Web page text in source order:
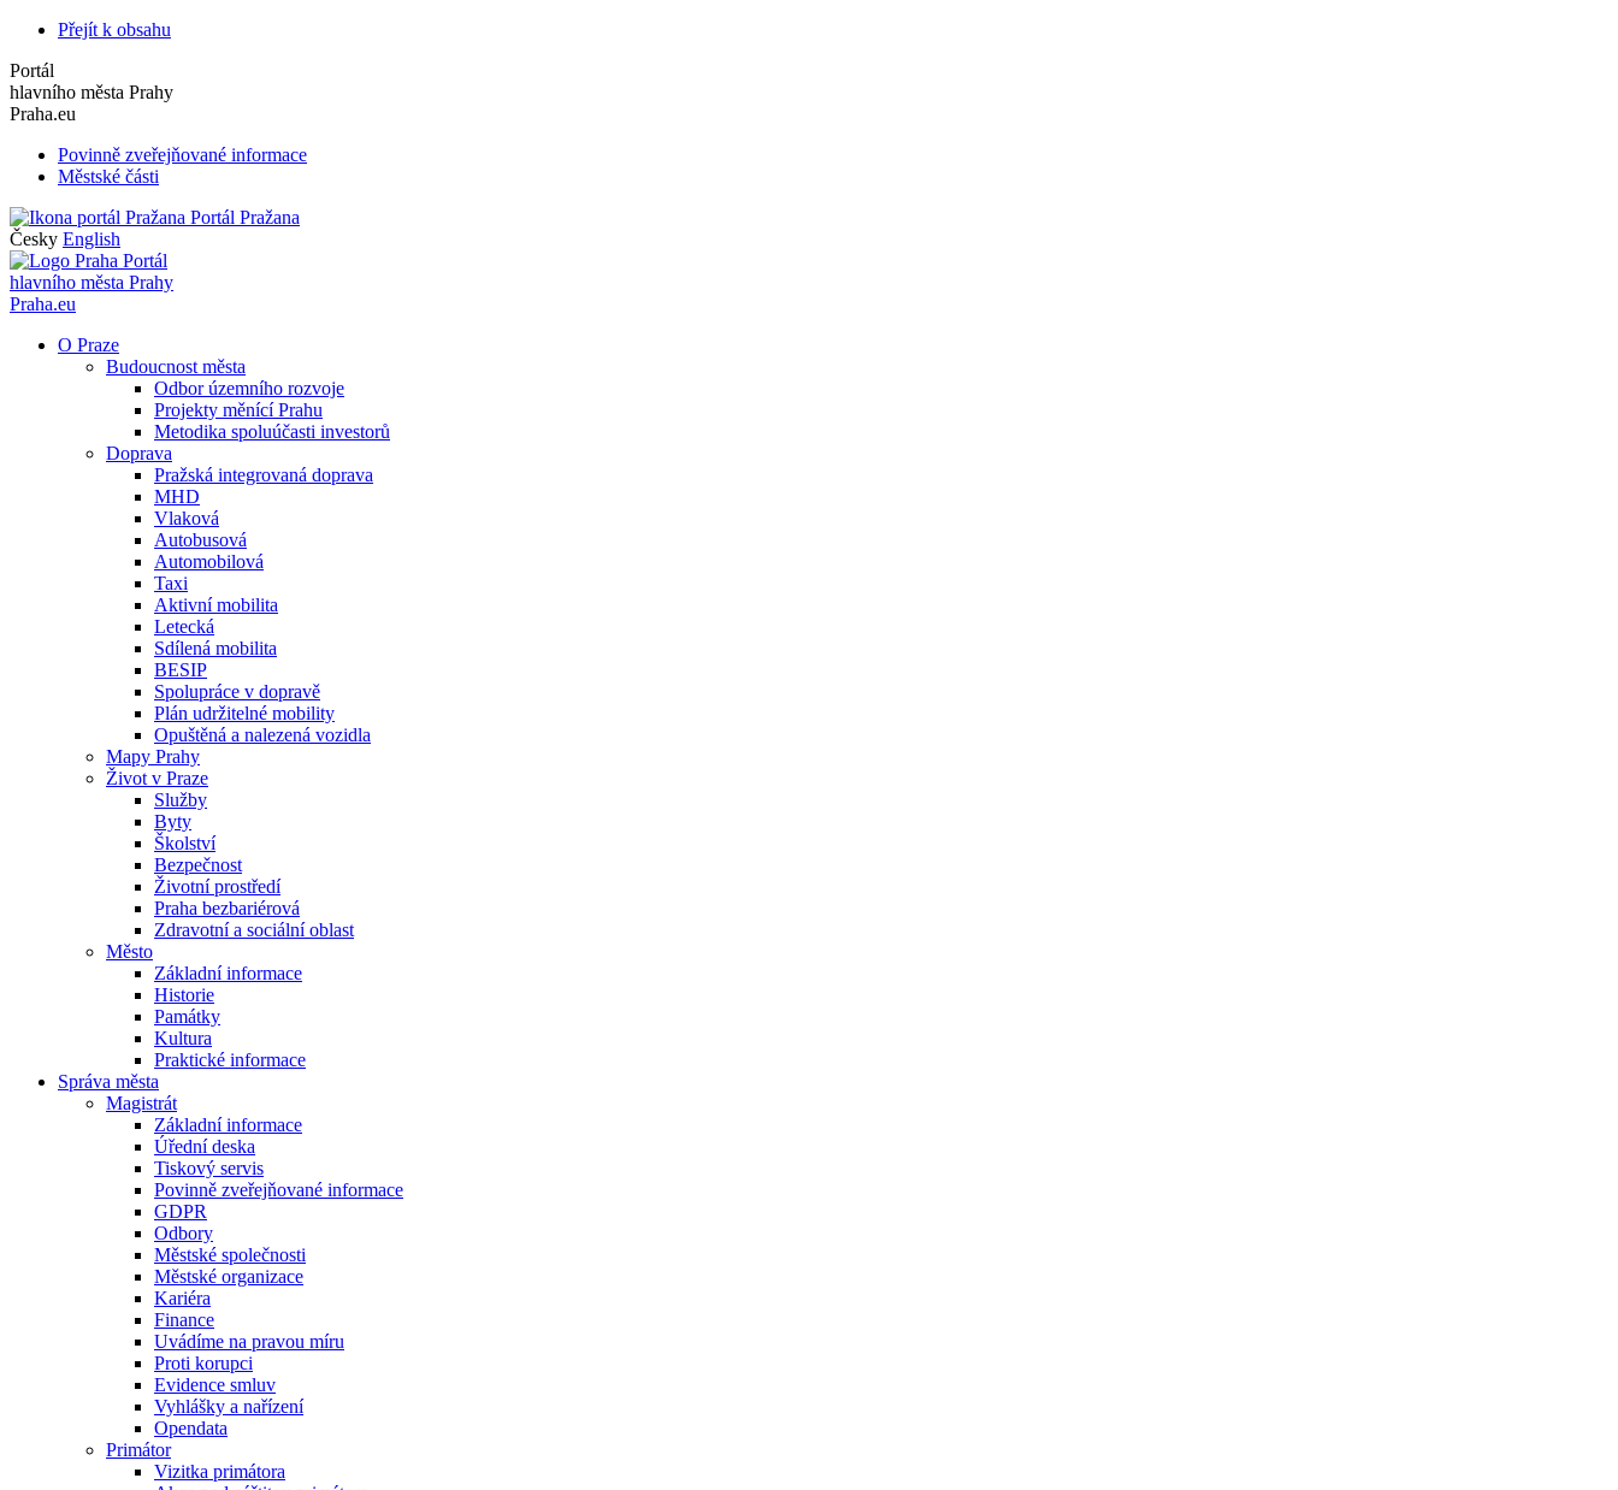
Přejít k obsahu
Portál
hlavního města Prahy
Praha.eu
Povinně zveřejňované informace
Městské části
Portál Pražana
Česky English
Portál
hlavního města Prahy
Praha.eu
O Praze
Budoucnost města
Odbor územního rozvoje
Projekty měnící Prahu
Metodika spoluúčasti investorů
Doprava
Pražská integrovaná doprava
MHD
Vlaková
Autobusová
Automobilová
Taxi
Aktivní mobilita
Letecká
Sdílená mobilita
BESIP
Spolupráce v dopravě
Plán udržitelné mobility
Opuštěná a nalezená vozidla
Mapy Prahy
Život v Praze
Služby
Byty
Školství
Bezpečnost
Životní prostředí
Praha bezbariérová
Zdravotní a sociální oblast
Město
Základní informace
Historie
Památky
Kultura
Praktické informace
Správa města
Magistrát
Základní informace
Úřední deska
Tiskový servis
Povinně zveřejňované informace
GDPR
Odbory
Městské společnosti
Městské organizace
Kariéra
Finance
Uvádíme na pravou míru
Proti korupci
Evidence smluv
Vyhlášky a nařízení
Opendata
Primátor
Vizitka primátora